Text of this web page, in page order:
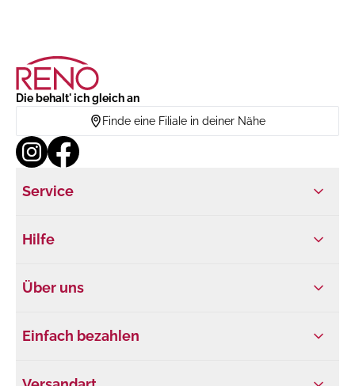
Die behalt' ich gleich an
Finde eine Filiale in deiner Nähe
Service
Hilfe
Über uns
Einfach bezahlen